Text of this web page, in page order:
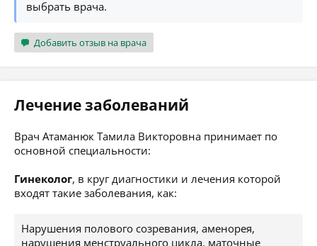
выбрать врача.
Добавить отзыв на врача
Лечение заболеваний
Врач Атаманюк Тамила Викторовна принимает по
основной специальности:
Гинеколог, в круг диагностики и лечения которой
входят такие заболевания, как:
Нарушения полового созревания, аменорея,
нарушения менструального цикла, маточные